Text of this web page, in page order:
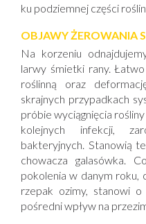
ku podziemnej części
OBJAWY ŻEROWANIA
Na korzeniu
larwy śmietki rany.
roślinną oraz
skrajnych przypadkach
próbie wyciągnięcia
kolejnych infekcji,
bakteryjnych. Stanowią
chowacza galasówka.
pokolenia w danym roku,
rzepak ozimy, stanowi
pośredni wpływ na